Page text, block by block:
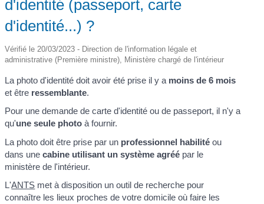
d'identité (passeport, carte
d'identité...) ?
Vérifié le 20/03/2023 - Direction de l'information légale et
administrative (Première ministre), Ministère chargé de l'intérieur
La photo d'identité doit avoir été prise il y a moins de 6 mois
et être ressemblante.
Pour une demande de carte d'identité ou de passeport, il n'y a
qu'une seule photo à fournir.
La photo doit être prise par un professionnel habilité ou
dans unecabine utilisant un système agréé par le
ministère de l'intérieur.
L'ANTS met à disposition un outil de recherche pour
connaître les lieux proches de votre domicile où faire les